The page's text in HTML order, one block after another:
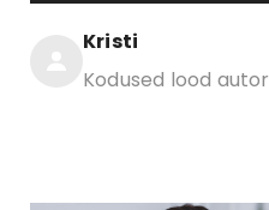
Kristi
Kodused lood autor